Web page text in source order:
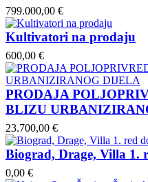
799.000,00 €
Kultivatori na prodaju
600,00 €
PRODAJA
BLIZU
23.700,00 €
Biograd, Drage, Villa 1.
0,00 €